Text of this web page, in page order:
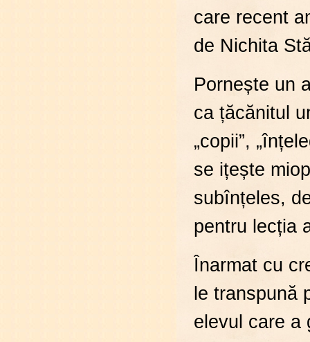
care recent
de Nichita
Pornește un
ca țăcănitul
„copii”,
se ițește
subînțeles,
pentru lecția
Înarmat cu
le transpună
elevul care a